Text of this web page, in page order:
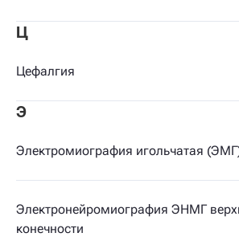
Ц
Цефалгия
Э
Электромиография игольчатая
Электронейромиография ЭНМГ
конечности